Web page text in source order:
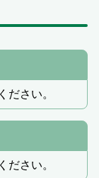
ださい。
ださい。